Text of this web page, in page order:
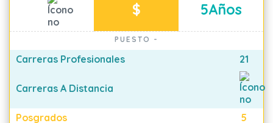
$ 5Años
PUESTO -
Carreras Profesionales 21
Carreras A Distancia
Posgrados 5